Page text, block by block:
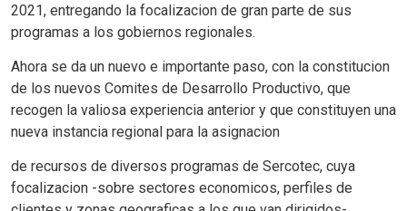
2021, entregando la focalizacion de gran parte de sus
programas a los gobiernos regionales.
Ahora se da un nuevo e importante paso, con la constitucion
de los nuevos Comites de Desarrollo Productivo, que
recogen la valiosa experiencia anterior y que constituyen una
nueva instancia regional para la asignacion
de recursos de diversos programas de Sercotec, cuya
focalizacion -sobre sectores economicos, perfiles de